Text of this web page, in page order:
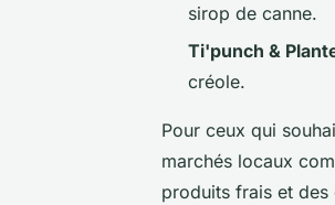
sirop de canne.
Ti'punch &
créole.
Pour ceux qui
marchés locaux
produits frais et